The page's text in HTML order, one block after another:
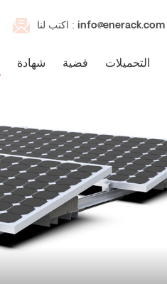
اكتب لنا : info@enerack.com
شهادة قضية التحميلات